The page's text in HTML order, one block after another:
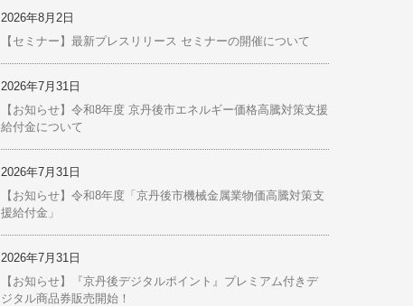
2026年8月2日
【セミナー】最新プレスリリース セミナーの開催について
2026年7月31日
【お知らせ】令和8年度 京丹後市エネルギー価格高騰対策支援
給付金について
2026年7月31日
【お知らせ】令和8年度「京丹後市機械金属業物価高騰対策支
援給付金」
2026年7月31日
【お知らせ】『京丹後デジタルポイント』プレミアム付きデ
ジタル商品券販売開始！